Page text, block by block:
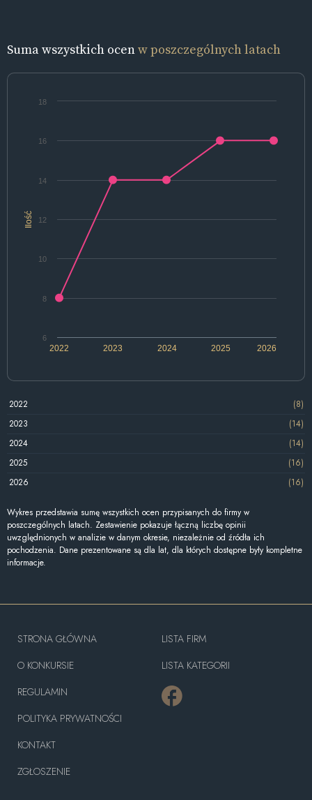
Suma wszystkich ocenw poszczególnych latach
Ilość
2022 2024 2026
2023 2025
6
8
10
12
14
16
18
2022
(8)
2023
(14)
2024
(14)
2025
(16)
2026
(16)
Wykres przedstawia sumę wszystkich ocen przypisanych do firmy w
poszczególnych latach. Zestawienie pokazuje łączną liczbę opinii
uwzględnionych w analizie w danym okresie, niezależnie od źródła ich
pochodzenia. Dane prezentowane są dla lat, dla których dostępne były kompletne
informacje.
STRONA GŁÓWNA
O KONKURSIE
REGULAMIN
POLITYKA PRYWATNOŚCI
KONTAKT
ZGŁOSZENIE
LISTA FIRM
LISTA KATEGORII